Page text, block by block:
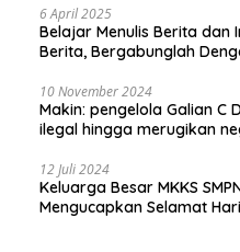
6 April 2025
Belajar Menulis Berita dan
Berita, Bergabunglah
10 November 2024
Makin: pengelola Galian C
ilegal hingga merugikan
12 Juli 2024
Keluarga Besar MKKS
Mengucapkan Selamat Hari Koperasi Nasional